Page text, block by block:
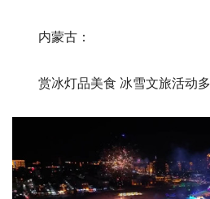
内蒙古：
赏冰灯品美食 冰雪文旅活动